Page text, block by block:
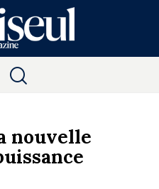
nouvelle